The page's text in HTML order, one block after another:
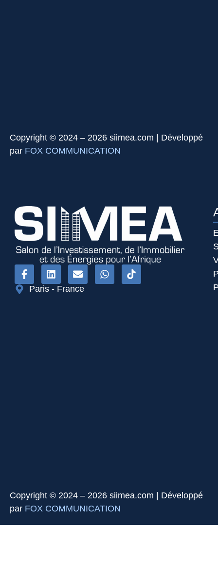
Copyright © 2024 – 2026 siimea.com | Développé
par FOX COMMUNICATION
Paris - France
Copyright © 2024 – 2026 siimea.com | Développé
par FOX COMMUNICATION